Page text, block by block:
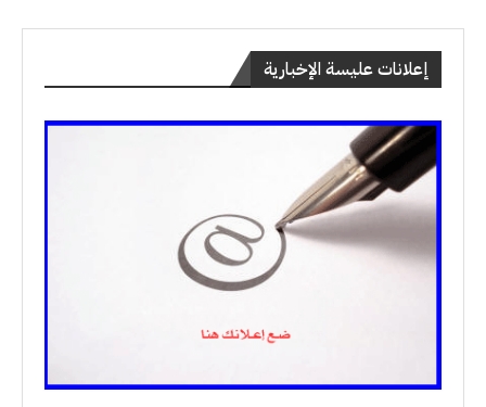
إعلانات عليسة الإخبارية